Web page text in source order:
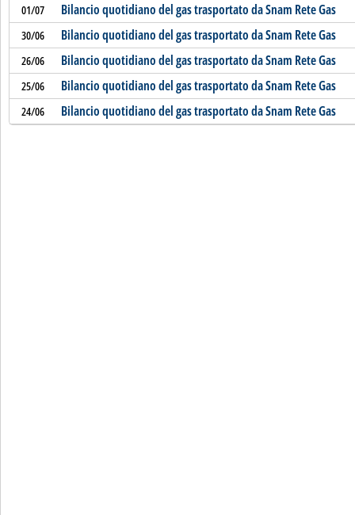
01/07 Bilancio quotidiano del gas trasportato da Snam Rete Gas
30/06 Bilancio quotidiano del gas trasportato da Snam Rete Gas
26/06 Bilancio quotidiano del gas trasportato da Snam Rete Gas
25/06 Bilancio quotidiano del gas trasportato da Snam Rete Gas
24/06 Bilancio quotidiano del gas trasportato da Snam Rete Gas